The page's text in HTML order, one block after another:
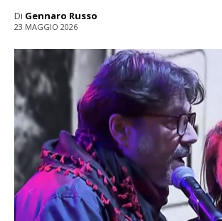
Di Gennaro Russo
23 MAGGIO 2026